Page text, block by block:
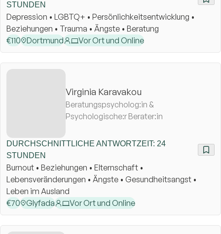
STUNDEN
Depression • LGBTQ+ • Persönlichkeitsentwicklung •
Beziehungen • Trauma • Ängste • Beratung
€110 Dortmund Vor Ort und Online
Virginia Karavakou
Beratungspsycholog:in &
Psychologische:r Berater:in
DURCHSCHNITTLICHE ANTWORTZEIT: 24
STUNDEN
Burnout • Beziehungen • Elternschaft •
Lebensveränderungen • Ängste • Gesundheitsangst •
Leben im Ausland
€70 Glyfada Vor Ort und Online